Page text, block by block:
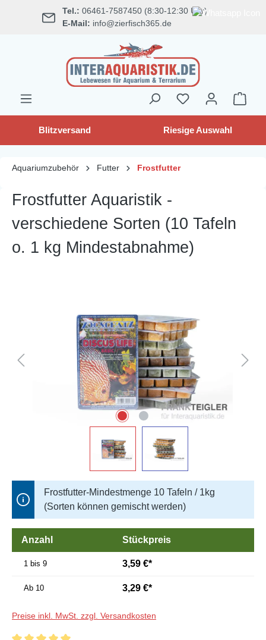
springen Tel.: 06461-7587450 (8:30-12:30 Uhr)
E-Mail: info@zierfisch365.de
Blitzversand Riesige Auswahl
Aquariumzubehör Futter Frostfutter
Frostfutter Aquaristik -
verschiedene Sorten (10 Tafeln
o. 1 kg Mindestabnahme)
Frostfutter-Mindestmenge 10 Tafeln / 1kg
(Sorten können gemischt werden)
Anzahl Stückpreis
1 bis 9 3,59 €*
Ab 10 3,29 €*
Preise inkl. MwSt. zzgl. Versandkosten